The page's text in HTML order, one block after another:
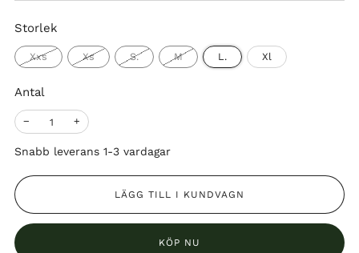
Storlek
Xxs Xs S. M L. Xl
Antal
− +
Snabb leverans 1-3 vardagar
LÄGG TILL I KUNDVAGN
KÖP NU